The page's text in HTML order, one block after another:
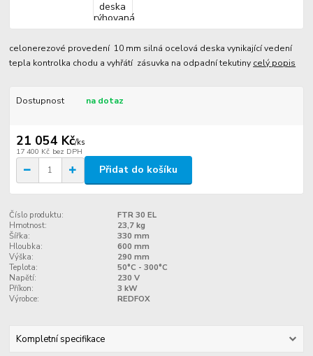
celonerezové provedení 10 mm silná ocelová deska vynikající vedení
tepla kontrolka chodu a vyhřátí zásuvka na odpadní tekutiny celý popis
Dostupnost na dotaz
21 054 Kč/ks
17 400 Kč bez DPH
Přidat do košíku
Číslo produktu:
FTR 30 EL
Hmotnost:
23,7 kg
Šířka:
330 mm
Hloubka:
600 mm
Výška:
290 mm
Teplota:
50°C - 300°C
Napětí:
230 V
Příkon:
3 kW
Výrobce:
REDFOX
Kompletní specifikace